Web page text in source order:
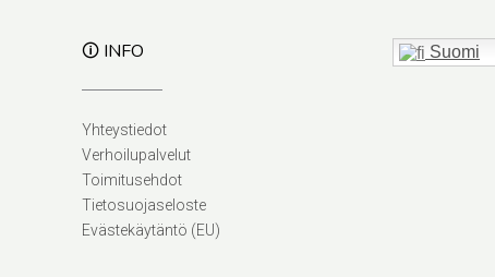
🛈 INFO
Yhteystiedot
Verhoilupalvelut
Toimitusehdot
Tietosuojaseloste
Evästekäytäntö (EU)
Suomi